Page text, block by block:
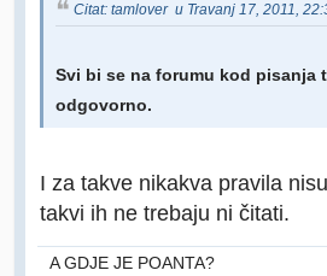
Citat: tamlover u Travanj 17, 2011,
Svi bi se na forumu kod pisanja
odgovorno.
I za takve nikakva pravila
takvi ih ne trebaju ni čitati.
A GDJE JE POANTA?